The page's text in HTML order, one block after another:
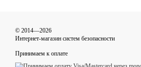
© 2014—2026
Интернет-магазин систем безопасности
Принимаем к оплате